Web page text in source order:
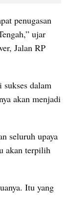
penugasan
ujar
Jalan RP
dalam
akan menjadi
seluruh upaya
akan terpilih
Itu yang